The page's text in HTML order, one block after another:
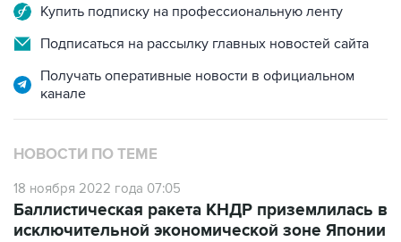
Купить подписку на профессиональную ленту
Подписаться на рассылку главных новостей сайта
Получать оперативные новости в официальном
канале
НОВОСТИ ПО ТЕМЕ
18 ноября 2022 года 07:05
Баллистическая ракета КНДР приземлилась в
исключительной экономической зоне Японии